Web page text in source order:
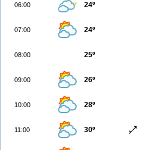
06:00 24º
07:00 24º
08:00 25º
09:00 26º
10:00 28º
11:00 30º